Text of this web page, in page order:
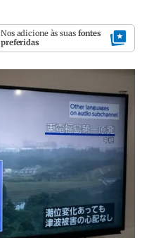
Nos adicione às suas fontes
preferidas